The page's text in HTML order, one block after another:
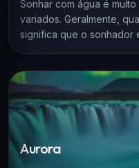
Sonhar com água é
variados. Geralmente,
significa que o sonhador
Aurora